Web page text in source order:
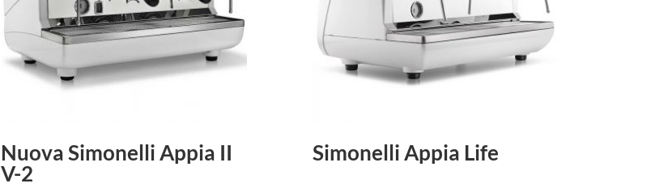
Nuova Simonelli Appia II
V-2
Simonelli Appia Life